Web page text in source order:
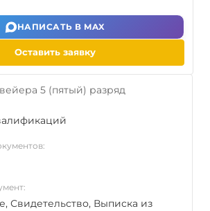
НАПИСАТЬ В MAX
Оставить заявку
5 (пятый) разряд
Свидетельство, Выписка из